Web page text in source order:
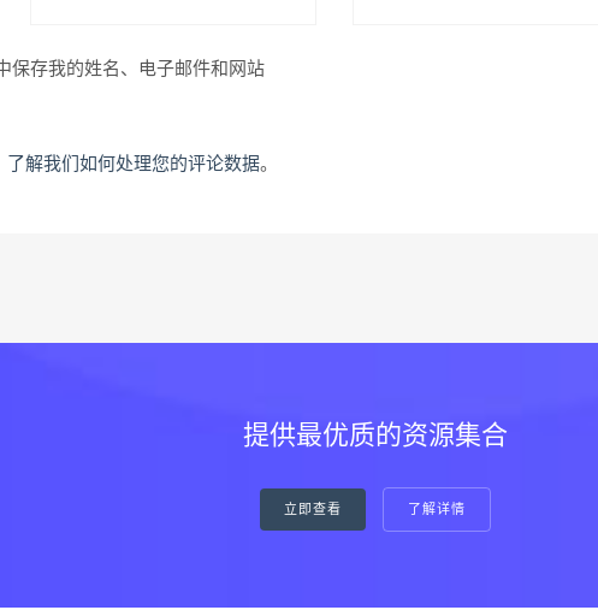
保存我的姓名、电子邮件和网站
了解我们如何处理您的评论数据。
提供最优质的资源集合
立即查看 了解详情